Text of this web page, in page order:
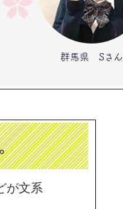
群馬県 Sさん
が文系